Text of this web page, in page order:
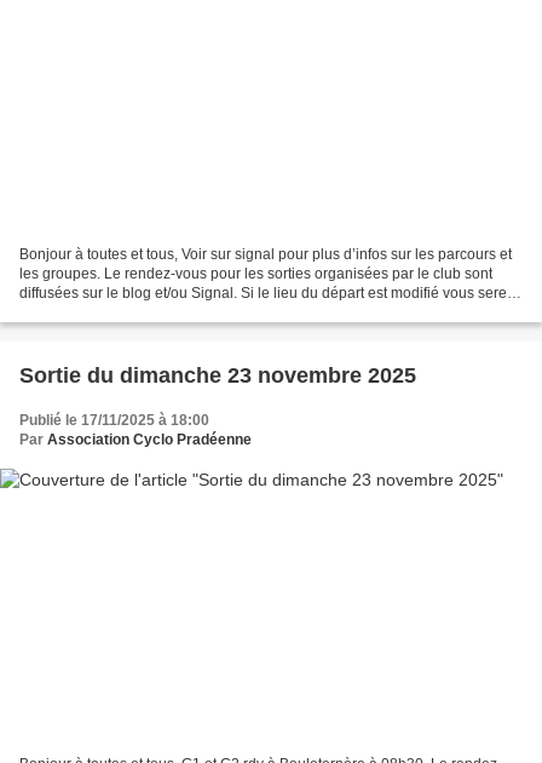
Bonjour à toutes et tous, Voir sur signal pour plus d’infos sur les parcours et
les groupes. Le rendez-vous pour les sorties organisées par le club sont
diffusées sur le blog et/ou Signal. Si le lieu du départ est modifié vous serez
Sortie du dimanche 23 novembre 2025
Publié le 17/11/2025 à 18:00
Par Association Cyclo Pradéenne